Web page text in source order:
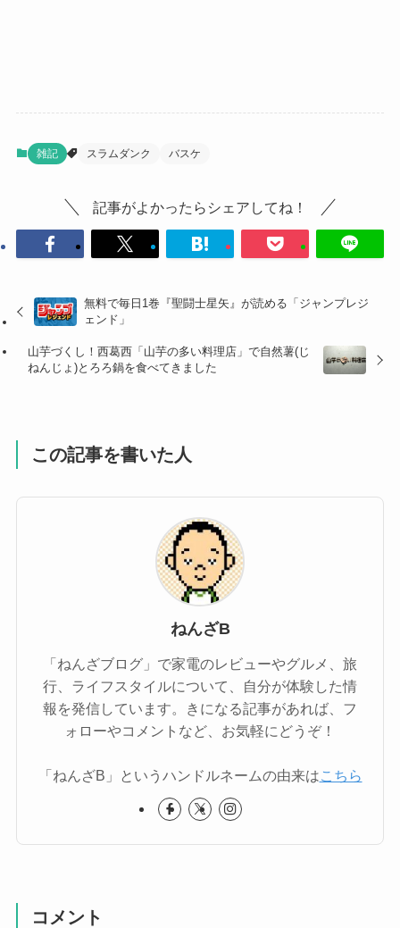
雑記 スラムダンク バスケ
記事がよかったらシェアしてね！
無料で毎日1巻『聖闘士星矢』が読める「ジャンプレジ
ェンド」
山芋づくし！西葛西「山芋の多い料理店」で自然薯(じ
ねんじょ)とろろ鍋を食べてきました
この記事を書いた人
ねんざB
「ねんざブログ」で家電のレビューやグルメ、旅
行、ライフスタイルについて、自分が体験した情
報を発信しています。きになる記事があれば、フ
ォローやコメントなど、お気軽にどうぞ！
「ねんざB」というハンドルネームの由来はこちら
コメント